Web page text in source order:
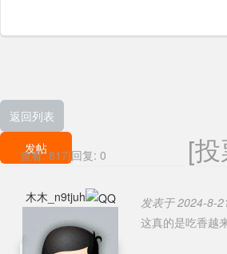
返回列表
发帖
查看: 817|回复: 0 [
木木_n9tjuh 发表于 2024-8-
这真的是吃香越